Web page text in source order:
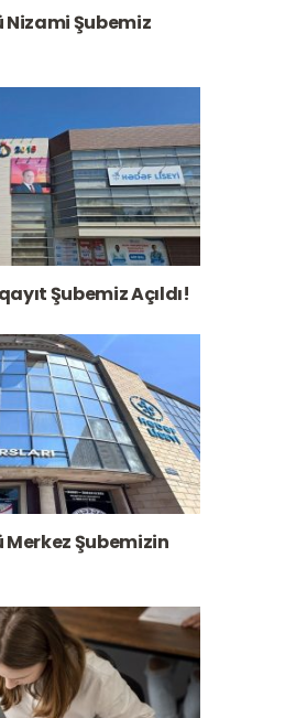
Şubemiz
Şubemiz Açıldı!
Şubemizin